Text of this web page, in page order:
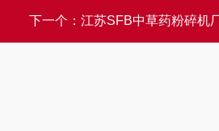
下一个： 江苏SFB中草药粉碎机